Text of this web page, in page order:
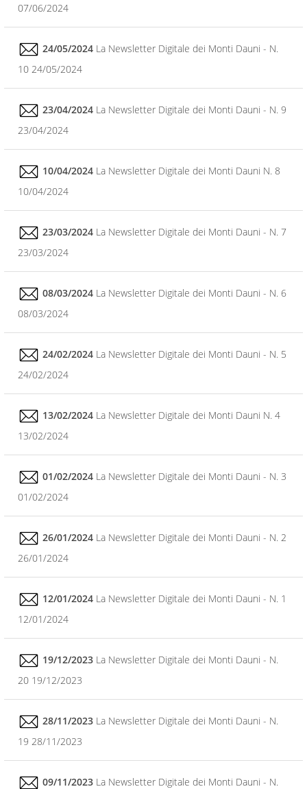
07/06/2024
24/05/2024 La Newsletter Digitale dei Monti Dauni - N.
10 24/05/2024
23/04/2024 La Newsletter Digitale dei Monti Dauni - N. 9
23/04/2024
10/04/2024 La Newsletter Digitale dei Monti Dauni N. 8
10/04/2024
23/03/2024 La Newsletter Digitale dei Monti Dauni - N. 7
23/03/2024
08/03/2024 La Newsletter Digitale dei Monti Dauni - N. 6
08/03/2024
24/02/2024 La Newsletter Digitale dei Monti Dauni - N. 5
24/02/2024
13/02/2024 La Newsletter Digitale dei Monti Dauni N. 4
13/02/2024
01/02/2024 La Newsletter Digitale dei Monti Dauni - N. 3
01/02/2024
26/01/2024 La Newsletter Digitale dei Monti Dauni - N. 2
26/01/2024
12/01/2024 La Newsletter Digitale dei Monti Dauni - N. 1
12/01/2024
19/12/2023 La Newsletter Digitale dei Monti Dauni - N.
20 19/12/2023
28/11/2023 La Newsletter Digitale dei Monti Dauni - N.
19 28/11/2023
09/11/2023 La Newsletter Digitale dei Monti Dauni - N.